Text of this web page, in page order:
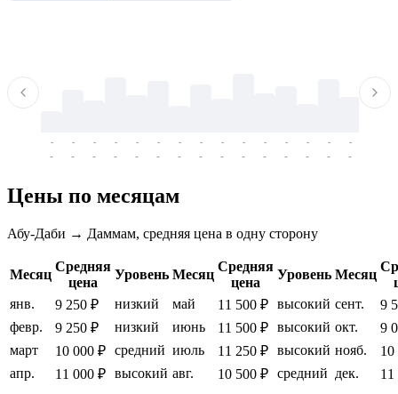
-
-
-
-
-
-
-
-
-
-
-
-
-
-
-
-
-
-
-
-
-
-
-
-
-
-
-
-
-
-
Цены по месяцам
Абу-Даби → Даммам, средняя цена в одну сторону
Месяц
Средняя
цена
Уровень Месяц
Средняя
цена
Уровень Месяц
янв.
9 250 ₽ низкий май 11 500 ₽ высокий сент.
9
февр.
9 250 ₽ низкий июнь 11 500 ₽ высокий окт.
9
март
10 000 ₽ средний июль 11 250 ₽ высокий нояб.
10
апр.
11 000 ₽ высокий авг. 10 500 ₽ средний дек. 11